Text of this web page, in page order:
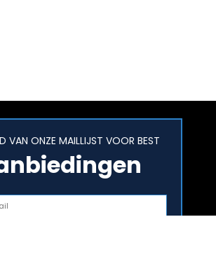
VAN ONZE MAILLIJST VOOR BEST